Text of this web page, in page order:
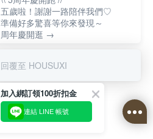
五歲啦！謝謝一路陪伴我們♡
準備好多驚喜等你來發現～
周年慶開逛 →
回覆至 HOUSUXI
加入綁訂領100折扣金
連結 LINE 帳號